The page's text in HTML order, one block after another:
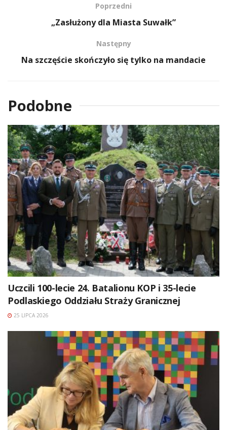
Poprzedni
„Zasłużony dla Miasta Suwałk”
Następny
Na szczęście skończyło się tylko na mandacie
Podobne
Uczcili 100-lecie 24. Batalionu KOP i 35-lecie
Podlaskiego Oddziału Straży Granicznej
25 LIPCA 2026